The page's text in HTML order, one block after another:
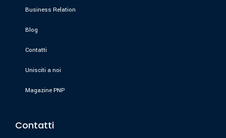
Business Relation
Blog
Contatti
Unisciti a noi
Magazine PNP
Contatti